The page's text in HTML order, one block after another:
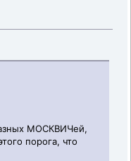
МОСКВИЧей,
порога, что